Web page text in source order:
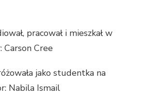
pracował i mieszkał w
Carson Cree
jako studentka na
Nabila Ismail